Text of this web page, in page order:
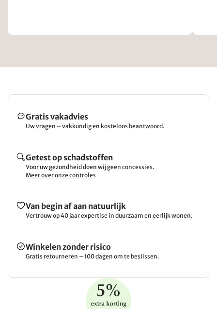
Gratis vakadvies
Uw vragen – vakkundig en kosteloos beantwoord.
Getest op schadstoffen
Voor uw gezondheid doen wij geen concessies.
Meer over onze controles
Van begin af aan natuurlijk
Vertrouw op 40 jaar expertise in duurzaam en eerlijk wonen.
Winkelen zonder risico
Gratis retourneren – 100 dagen om te beslissen.